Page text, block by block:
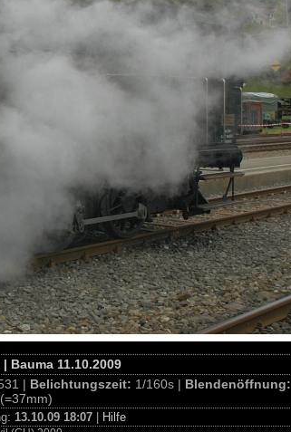
| Bauma 11.10.2009
| Belichtungszeit: 1/160s | Blendenöffnung:
13.10.09 18:07 Hilfe